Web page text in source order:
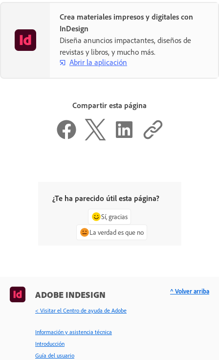
Crea materiales impresos y digitales con
InDesign
Diseña anuncios impactantes, diseños de
revistas y libros, y mucho más.
Abrir la aplicación
Compartir esta página
¿Te ha parecido útil esta página?
Sí, gracias
La verdad es que no
ADOBE INDESIGN
< Visitar el Centro de ayuda de Adobe
Información y asistencia técnica
Introducción
Guía del usuario
^ Volver arriba